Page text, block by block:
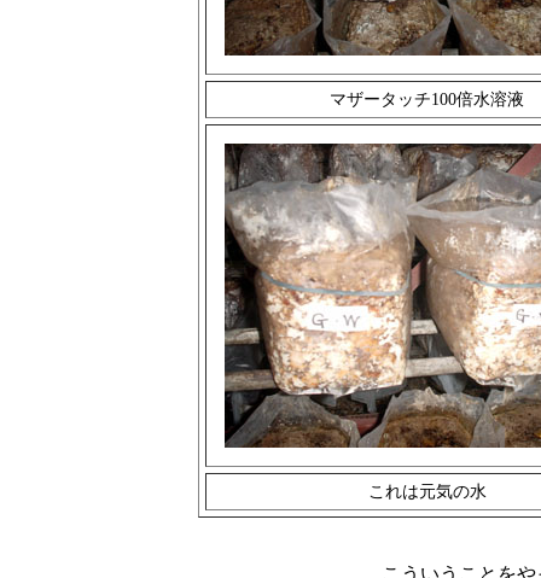
マザータッチ100倍水溶液
これは元気の水
こういうことを